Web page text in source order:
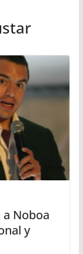
a Noboa
y